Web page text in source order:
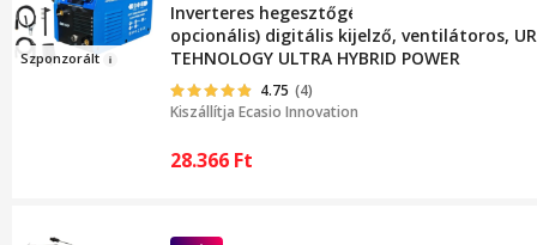
Szponzorált
Inverteres hegesztőgép huzallal 495A,
opcionális) digitális kijelző, ventilátoros,
TEHNOLOGY ULTRA HYBRID POWER
4.75 (4)
Kiszállítja Ecasio Innovation
28.366 Ft